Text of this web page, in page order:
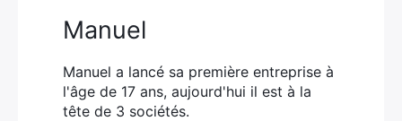
Manuel
Manuel a lancé sa première entreprise à
l'âge de 17 ans, aujourd'hui il est à la
tête de 3 sociétés.